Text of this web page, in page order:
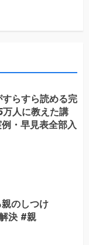
らすら読める完
人に教えた講
・早見表全部入
のしつけ
決 #親